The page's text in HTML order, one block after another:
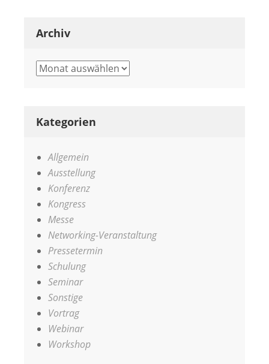
Archiv
Archiv
Kategorien
Allgemein
Ausstellung
Konferenz
Kongress
Messe
Networking-Veranstaltung
Pressetermin
Schulung
Seminar
Sonstige
Vortrag
Webinar
Workshop